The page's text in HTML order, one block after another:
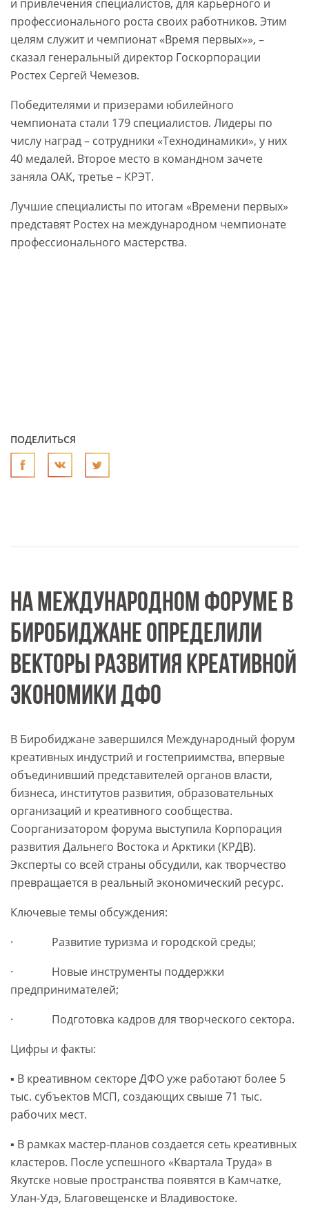
и привлечения специалистов, для карьерного и
профессионального роста своих работников. Этим
целям служит и чемпионат «Время первых»», –
сказал генеральный директор Госкорпорации
Ростех Сергей Чемезов.
Победителями и призерами юбилейного
чемпионата стали 179 специалистов. Лидеры по
числу наград – сотрудники «Технодинамики», у них
40 медалей. Второе место в командном зачете
заняла ОАК, третье – КРЭТ.
Лучшие специалисты по итогам «Времени первых»
представят Ростех на международном чемпионате
профессионального мастерства.
ПОДЕЛИТЬСЯ
НА МЕЖДУНАРОДНОМ ФОРУМЕ В
БИРОБИДЖАНЕ ОПРЕДЕЛИЛИ
ВЕКТОРЫ РАЗВИТИЯ КРЕАТИВНОЙ
ЭКОНОМИКИ ДФО
В Биробиджане завершился Международный форум
креативных индустрий и гостеприимства, впервые
объединивший представителей органов власти,
бизнеса, институтов развития, образовательных
организаций и креативного сообщества.
Соорганизатором форума выступила Корпорация
развития Дальнего Востока и Арктики (КРДВ).
Эксперты со всей страны обсудили, как творчество
превращается в реальный экономический ресурс.
Ключевые темы обсуждения:
· Развитие туризма и городской среды;
· Новые инструменты поддержки
предпринимателей;
· Подготовка кадров для творческого сектора.
Цифры и факты:
▪️ В креативном секторе ДФО уже работают более 5
тыс. субъектов МСП, создающих свыше 71 тыс.
рабочих мест.
▪️ В рамках мастер-планов создается сеть креативных
кластеров. После успешного «Квартала Труда» в
Якутске новые пространства появятся в Камчатке,
Улан-Удэ, Благовещенске и Владивостоке.